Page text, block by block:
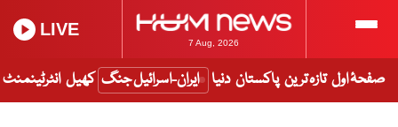
7 Aug, 2026
LIVE
صفحۂ اول تازہ ترین پاکستان دنیا ایران-اسرائیل جنگ کھیل انٹرٹینمنٹ